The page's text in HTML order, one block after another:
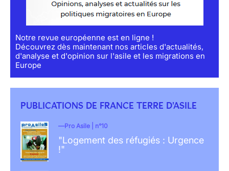
Notre revue européenne est en ligne !
Découvrez dès maintenant nos articles d'actualités,
d'analyse et d'opinion sur l'asile et les migrations en
Europe
PUBLICATIONS DE FRANCE TERRE D'ASILE
Pro Asile | n°10
"Logement des réfugiés : Urgence
!"